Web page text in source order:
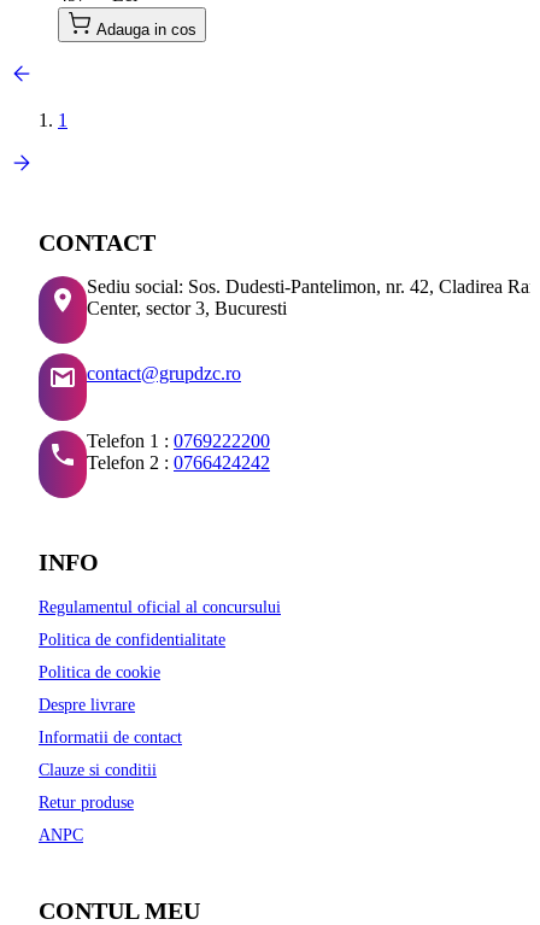
Adauga in cos
1
CONTACT
Sediu social: Sos. Dudesti-Pantelimon, nr. 42, Cladirea
Center, sector 3, Bucuresti
contact@grupdzc.ro
Telefon 1 : 0769222200
Telefon 2 : 0766424242
INFO
Regulamentul oficial al concursului
Politica de confidentialitate
Politica de cookie
Despre livrare
Informatii de contact
Clauze si conditii
Retur produse
ANPC
CONTUL MEU